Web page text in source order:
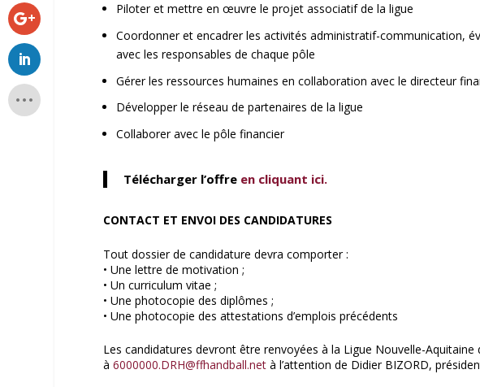
Piloter et mettre en œuvre le projet associatif de la ligue
Coordonner et encadrer les activités administratif-communication,
avec les responsables de chaque pôle
Gérer les ressources humaines en collaboration avec le directeur
Développer le réseau de partenaires de la ligue
Collaborer avec le pôle financier
Télécharger l’offre en cliquant ici.
CONTACT ET ENVOI DES CANDIDATURES
Tout dossier de candidature devra comporter :
• Une lettre de motivation ;
• Un curriculum vitae ;
• Une photocopie des diplômes ;
• Une photocopie des attestations d’emplois précédents
Les candidatures devront être renvoyées à la Ligue Nouvelle-Aquitaine
à6000000.DRH@ffhandball.net à l’attention de Didier BIZORD,